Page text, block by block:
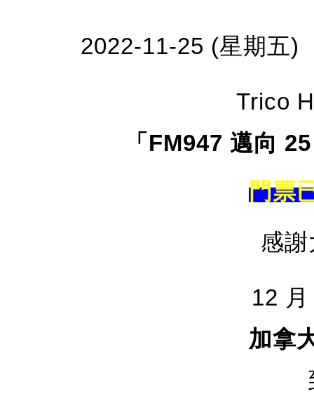
2022-11-25 (星期五)
Trico
「FM947 邁向
門票
感
12
加拿